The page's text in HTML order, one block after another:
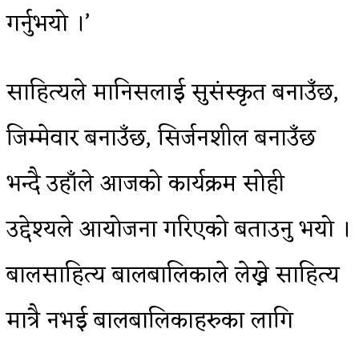
गर्नुभयो ।’
साहित्यले मानिसलाई सुसंस्कृत बनाउँछ,
जिम्मेवार बनाउँछ, सिर्जनशील बनाउँछ
भन्दै उहाँले आजको कार्यक्रम सोही
उद्देश्यले आयोजना गरिएको बताउनु भयो ।
बालसाहित्य बालबालिकाले लेख्ने साहित्य
मात्रै नभई बालबालिकाहरुका लागि